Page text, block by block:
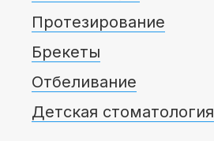
Протезирование
Брекеты
Отбеливание
Детская стоматология